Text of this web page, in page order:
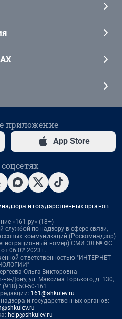
приложение
App Store
и государственных органов
«161.ру» (18+)
службой по надзору в сфере связи,
коммуникаций (Роскомнадзор)
номер) СМИ ЭЛ № ФС
06.02.2023 г.
ответственностью "ИНТЕРНЕТ
Ольга Викторовна
Дону, ул. Максима Горького, д. 130,
(918) 50-50-161
161@shkulev.ru
и государственных органов:
help@shkulev.ru